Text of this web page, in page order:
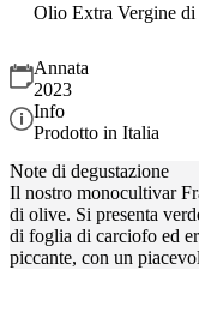
Olio Extra Vergine
Annata
2023
Info
Prodotto in Italia
Note di degustazione
Il nostro monocultivar
di olive. Si presenta
di foglia di carciofo ed
piccante, con un